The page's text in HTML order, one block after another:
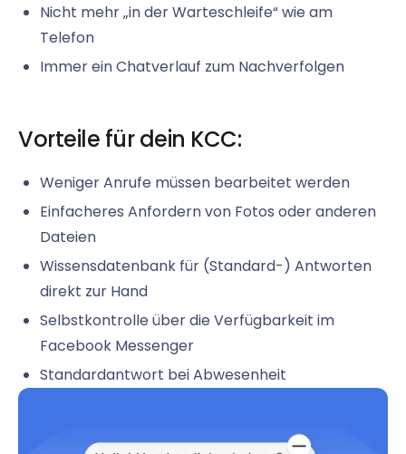
Nicht mehr „in der Warteschleife“ wie am
Telefon
Immer ein Chatverlauf zum Nachverfolgen
Vorteile für dein KCC:
Weniger Anrufe müssen bearbeitet werden
Einfacheres Anfordern von Fotos oder anderen
Dateien
Wissensdatenbank für (Standard-) Antworten
direkt zur Hand
Selbstkontrolle über die Verfügbarkeit im
Facebook Messenger
Standardantwort bei Abwesenheit